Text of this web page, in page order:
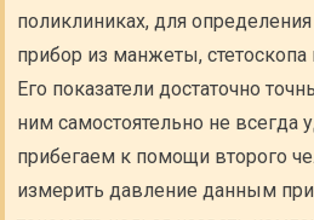
поликлиниках, для
прибор из манжеты,
Его показатели достаточно
ним самостоятельно не всегда
прибегаем к помощи второго
измерить давление данным